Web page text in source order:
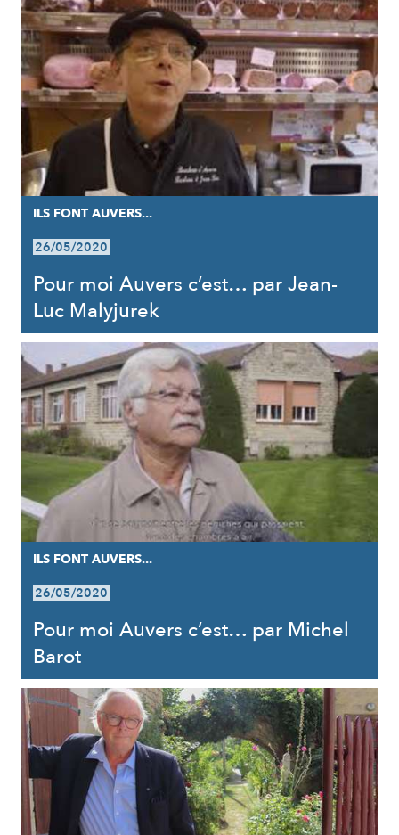
ILS FONT AUVERS...
26/05/2020
Pour moi Auvers c’est… par Jean-
Luc Malyjurek
ILS FONT AUVERS...
26/05/2020
Pour moi Auvers c’est… par Michel
Barot